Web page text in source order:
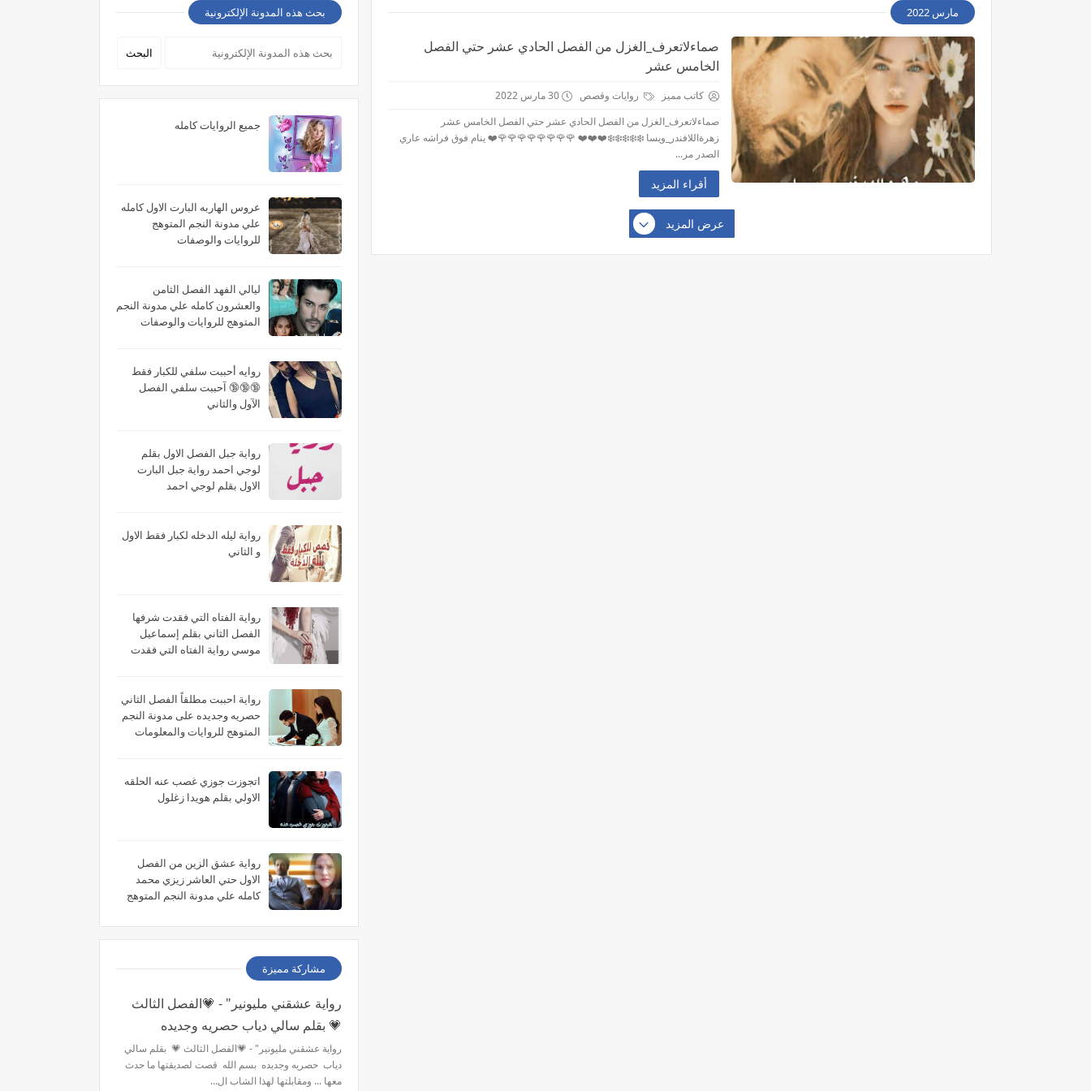
مارس 2022
صماءلاتعرف_الغزل من الفصل الحادي عشر حتي الفصل
الخامس عشر
كاتب مميز روايات وقصص
30 مارس 2022
صماءلاتعرف_الغزل من الفصل الحادي عشر حتي الفصل الخامس عشر
زهرةاللافندر_ويسا ❄️❄️❄️❄️❄️❤️❤️❤️ 🌹🌹🌹🌹🌹🌹🌹🌹❤️ ينام فوق فراشه عاري
الصدر مر...
أقراء المزيد
عرض المزيد
بحث هذه المدونة الإلكترونية
جميع الروايات كامله
عروس الهاربه البارت الاول كامله
علي مدونة النجم المتوهج
للروايات والوصفات
ليالي الفهد الفصل الثامن
والعشرون كامله علي مدونة النجم
المتوهج للروايات والوصفات
روايه أحببت سلفي للكبار فقط
🔞🔞🔞 آحببت سلفي الفصل
الآول والثاني
رواية جبل الفصل الاول بقلم
لوجي احمد رواية جبل البارت
الاول بقلم لوجي احمد
رواية ليله الدخله لكبار فقط الاول
و الثاني
رواية الفتاه التي فقدت شرفها
الفصل الثاني بقلم إسماعيل
موسي رواية الفتاه التي فقدت
فقدت شرفها الجزء الثاني بقلم
إسماعيل موسي
رواية احببت مطلقاً الفصل الثاني
حصريه وجديده على مدونة النجم
المتوهج للروايات والمعلومات
اتجوزت جوزي غصب عنه الحلقه
الاولي بقلم هويدا زغلول
رواية عشق الزين من الفصل
الاول حتي العاشر زيزي محمد
كامله علي مدونة النجم المتوهج
مشاركة مميزة
رواية عشقني مليونير" - 💗الفصل الثالث
💗 بقلم سالي دياب حصريه وجديده
رواية عشقني مليونير" - 💗الفصل الثالث 💗 بقلم سالي
دياب حصريه وجديده بسم الله قصت لصديقتها ما حدث
معها ... ومقابلتها لهذا الشاب ال…